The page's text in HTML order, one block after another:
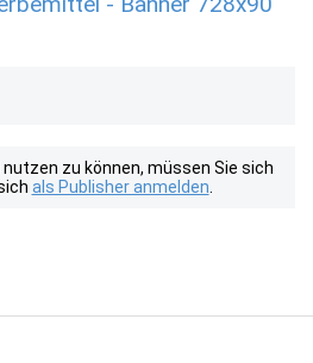
zu können, müssen Sie sich
als Publisher anmelden